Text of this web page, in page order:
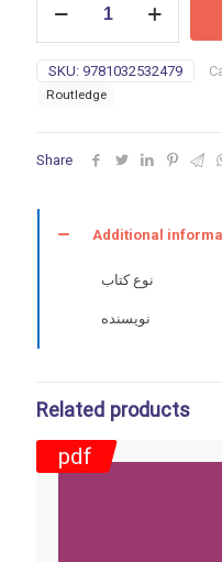
Analytics
Football:
Positional
Data
and
SKU: 9781032532479
Routledge
Share
Additional
نوع کتاب
نویسنده
Related products
pdf